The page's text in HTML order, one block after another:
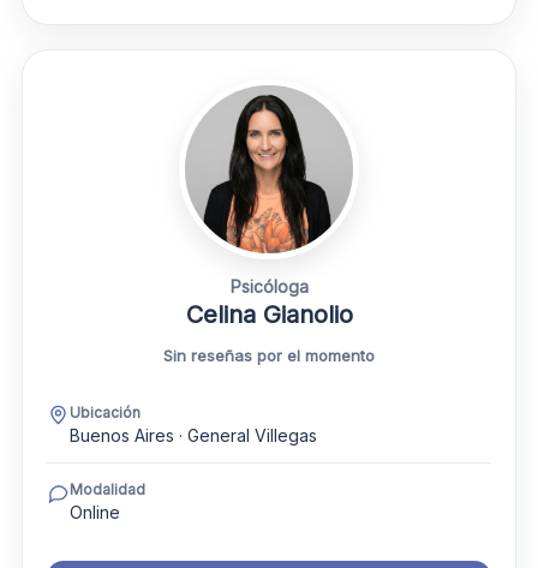
Psicóloga
Celina Gianolio
Sin reseñas por el momento
Ubicación
Buenos Aires · General Villegas
Modalidad
Online